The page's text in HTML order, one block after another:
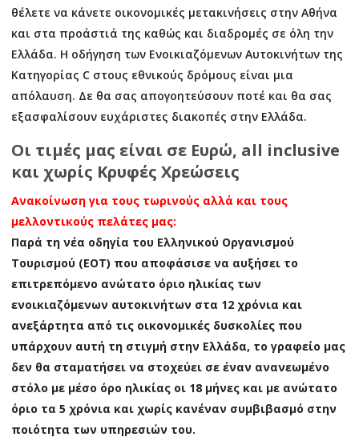
θέλετε να κάνετε οικονομικές μετακινήσεις στην Αθήνα
και στα προάστιά της καθώς και διαδρομές σε όλη την
Ελλάδα. Η οδήγηση των Ενοικιαζόμενων Αυτοκινήτων της
Κατηγορίας C στους εθνικούς δρόμους είναι μια
απόλαυση. Δε θα σας απογοητεύσουν ποτέ και θα σας
εξασφαλίσουν ευχάριστες διακοπές στην Ελλάδα.
Οι τιμές μας είναι σε Ευρώ, all inclusive
και χωρίς Κρυφές Χρεώσεις
Ανακοίνωση για τους τωρινούς αλλά και τους
μελλοντικούς πελάτες μας:
Παρά τη νέα οδηγία του Ελληνικού Οργανισμού
Τουρισμού (ΕΟΤ) που αποφάσισε να αυξήσει το
επιτρεπόμενο ανώτατο όριο ηλικίας των
ενοικιαζόμενων αυτοκινήτων στα 12 χρόνια και
ανεξάρτητα από τις οικονομικές δυσκολίες που
υπάρχουν αυτή τη στιγμή στην Ελλάδα, το γραφείο μας
δεν θα σταματήσει να στοχεύει σε έναν ανανεωμένο
στόλο με μέσο όρο ηλικίας οι 18 μήνες και με ανώτατο
όριο τα 5 χρόνια και χωρίς κανέναν συμβιβασμό στην
ποιότητα των υπηρεσιών του.